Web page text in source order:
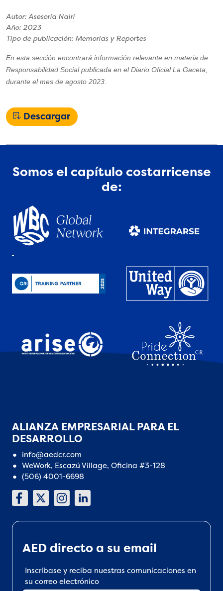
Autor: Asesoría Nairí
Año: 2023
Tipo de publicación: Memorias y Reportes
En esta sección encontrará información relevante en materia de
Responsabilidad Social publicada en el Diario Oficial La Gaceta,
durante el mes de agosto 2023.
Descargar
Somos el capítulo costarricense
de:
ALIANZA EMPRESARIAL PARA EL
DESARROLLO
info@aedcr.com
WeWork, Escazú Village, Oficina #3-128
(506) 4001-6698
AED directo a su email
Inscríbase y reciba nuestras comunicaciones en
su correo electrónico